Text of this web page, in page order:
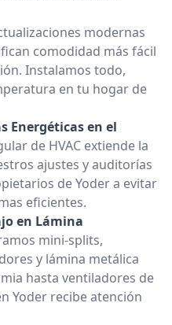
modernas
comodidad más fácil
Instalamos todo,
en tu hogar de
Energéticas en el
de HVAC extiende la
ajustes y auditorías
de Yoder a evitar
eficientes.
en Lámina
mini-splits,
y lámina metálica
hasta ventiladores de
Yoder recibe atención